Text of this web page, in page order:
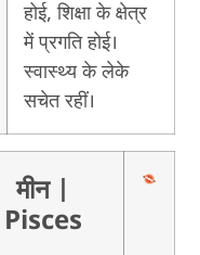
होई, शिक्षा के क्षेत्र
में प्रगति होई।
स्वास्थ्य के लेके
सचेत रहीं।
मीन
Pisces